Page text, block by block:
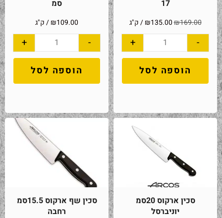
17
₪169.00
₪135.00 / ק"ג
-
+
הוספה לסל
סמ
₪109.00 / ק"ג
-
+
הוספה לסל
סכין ארקוס 20סמ
יוניברסל
סכין שף ארקוס 15.5סמ
רחבה